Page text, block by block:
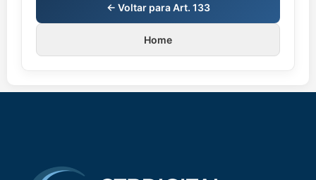
← Voltar para Art. 133
Home